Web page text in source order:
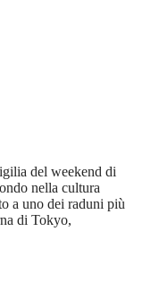
del weekend di
nella cultura
a uno dei raduni più
di Tokyo,